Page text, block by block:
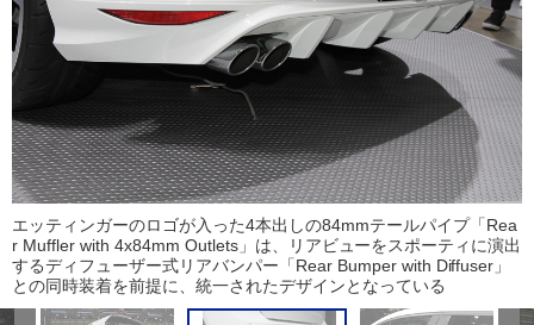
エッティンガーのロゴが入った4本出しの84mmテールパイプ「Rea
r Muffler with 4x84mm Outlets」は、リアビューをスポーティに演出
するディフューザー式リアバンパー「Rear Bumper with Diffuser」
との同時装着を前提に、統一されたデザインとなっている